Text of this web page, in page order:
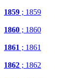
1859 ; 1859
1860 ; 1860
1861 ; 1861
1862 ; 1862